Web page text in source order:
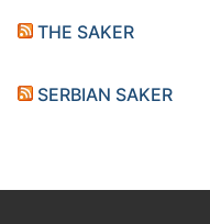
THE SAKER
SERBIAN SAKER